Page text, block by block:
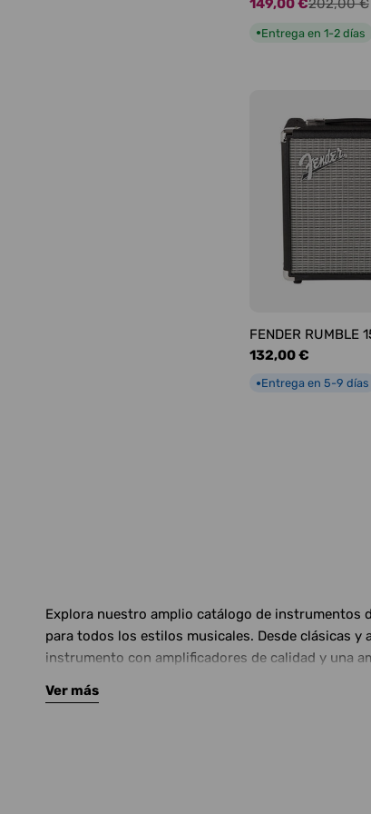
Precio
de
149,00 €
Precio
habitual
202,00 €
●Entrega en 1-2 días
FENDER RUMBLE
Precio
132,00 €
●Entrega en 5-9 días
Explora nuestro amplio catálogo de instrumentos
para todos los estilos musicales. Desde clásicas
instrumento con amplificadores de calidad y una
Ver más